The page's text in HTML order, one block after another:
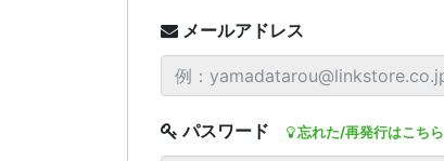
メールアドレス
パスワード 忘れた/再発行はこちら